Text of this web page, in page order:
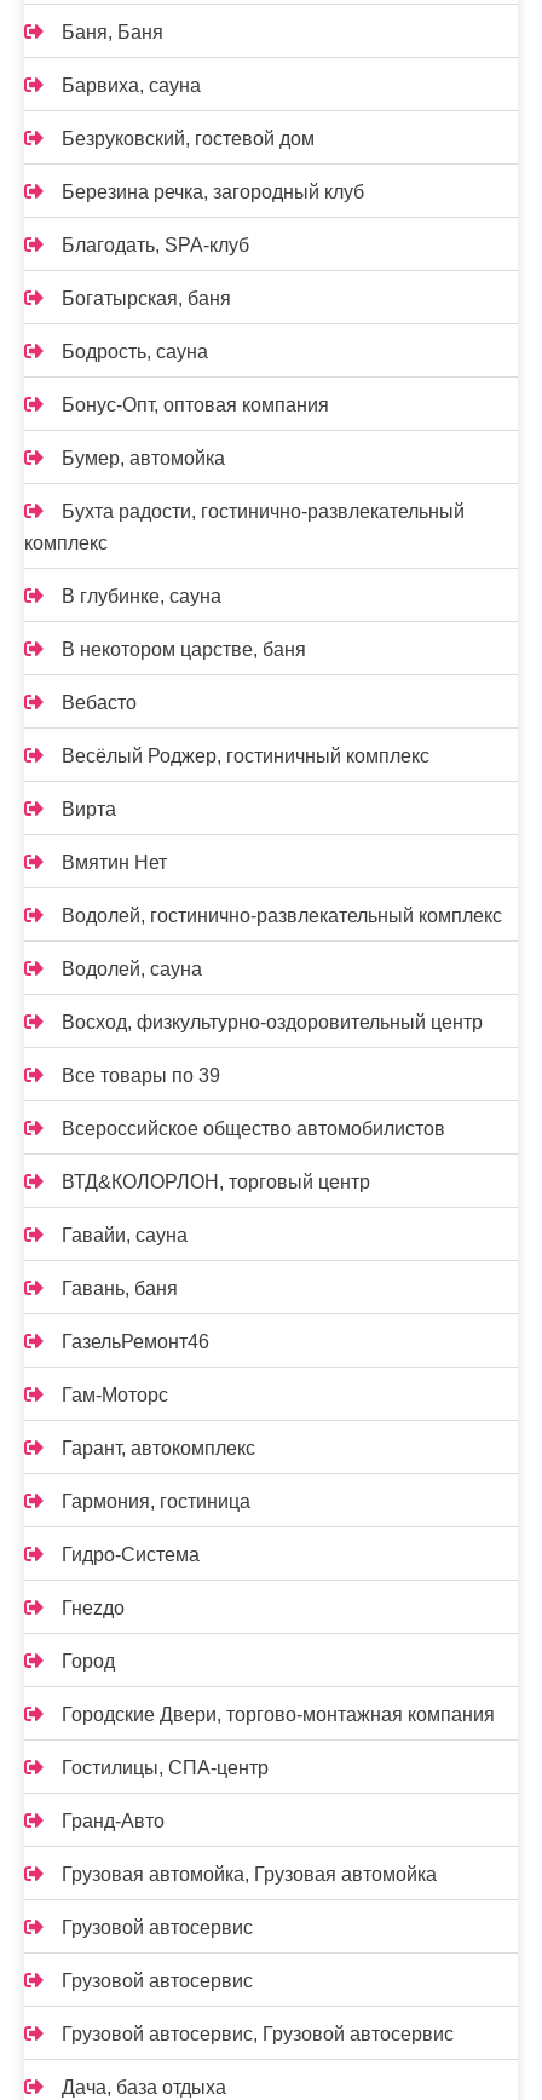
Баня, Баня
Барвиха, сауна
Безруковский, гостевой дом
Березина речка, загородный клуб
Благодать, SPA-клуб
Богатырская, баня
Бодрость, сауна
Бонус-Опт, оптовая компания
Бумер, автомойка
Бухта радости, гостинично-развлекательный
комплекс
В глубинке, сауна
В некотором царстве, баня
Вебасто
Весёлый Роджер, гостиничный комплекс
Вирта
Вмятин Нет
Водолей, гостинично-развлекательный комплекс
Водолей, сауна
Восход, физкультурно-оздоровительный центр
Все товары по 39
Всероссийское общество автомобилистов
ВТД&КОЛОРЛОН, торговый центр
Гавайи, сауна
Гавань, баня
ГазельРемонт46
Гам-Моторс
Гарант, автокомплекс
Гармония, гостиница
Гидро-Система
Гнеzдо
Город
Городские Двери, торгово-монтажная компания
Гостилицы, СПА-центр
Гранд-Авто
Грузовая автомойка, Грузовая автомойка
Грузовой автосервис
Грузовой автосервис
Грузовой автосервис, Грузовой автосервис
Дача, база отдыха